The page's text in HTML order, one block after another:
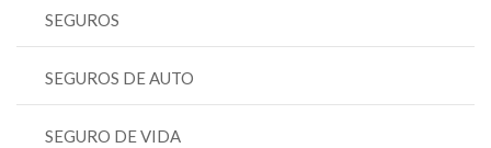
SEGUROS
SEGUROS DE AUTO
SEGURO DE VIDA